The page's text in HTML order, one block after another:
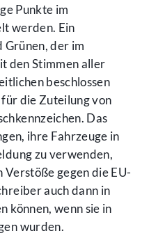
Punkte im
werden. Ein
der im
den Stimmen aller
beschlossen
die Zuteilung von
Das
ihre Fahrzeuge in
zu verwenden,
gegen die EU-
auch dann in
können, wenn sie in
wurden.